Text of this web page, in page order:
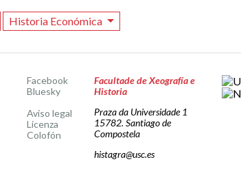
Historia Económica
Facebook
Bluesky
Aviso legal
Licenza
Colofón
Facultade de Xeografía e
Historia
Praza da Universidade 1
15782. Santiago de
Compostela
histagra@usc.es